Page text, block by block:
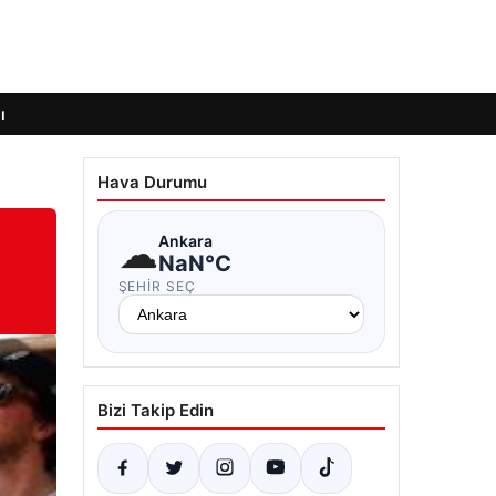
Hava Durumu
☁Ankara
NaN°C
ŞEHIR SEÇ
Bizi Takip Edin